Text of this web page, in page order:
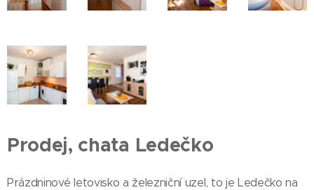
Prodej, chata Ledečko
Prázdninové letovisko a železniční uzel, to je Ledečko na